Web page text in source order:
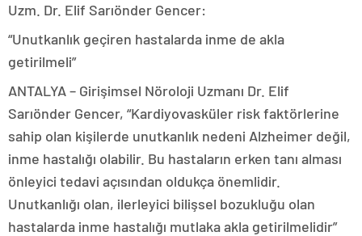
Uzm. Dr. Elif Sarıönder Gencer:
“Unutkanlık geçiren hastalarda inme de akla
getirilmeli”
ANTALYA – Girişimsel Nöroloji Uzmanı Dr. Elif
Sarıönder Gencer, “Kardiyovasküler risk faktörlerine
sahip olan kişilerde unutkanlık nedeni Alzheimer değil,
inme hastalığı olabilir. Bu hastaların erken tanı alması
önleyici tedavi açısından oldukça önemlidir.
Unutkanlığı olan, ilerleyici bilişsel bozukluğu olan
hastalarda inme hastalığı mutlaka akla getirilmelidir”